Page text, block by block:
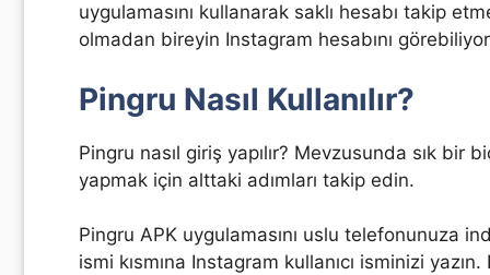
uygulamasını kullanarak saklı hesabı takip
olmadan bireyin Instagram hesabını
Pingru Nasıl Kullanılır?
Pingru nasıl giriş yapılır? Mevzusunda sık bir
yapmak için alttaki adımları takip edin.
Pingru APK uygulamasını uslu telefonunuza
ismi kısmına Instagram kullanıcı isminizi